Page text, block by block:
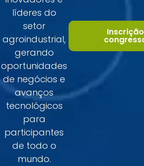
líderes do
setor
agroindustrial,
gerando
oportunidades
de negócios e
avanços
tecnológicos
para
participantes
de todo o
mundo.
Inscrição